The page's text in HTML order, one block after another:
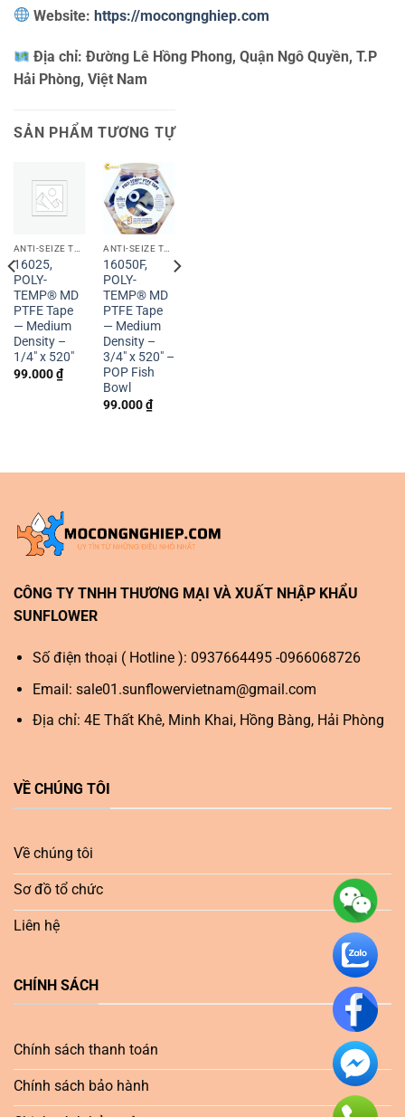
Website:https://mocongnghiep.com
Địa chỉ:Đường Lê Hồng Phong, Quận Ngô Quyền, T.P
Hải Phòng, Việt Nam
SẢN PHẨM TƯƠNG TỰ
ANTI-SEIZE TECHNOLOGY
16025,
POLY-
TEMP® MD
PTFE Tape
— Medium
Density –
1/4″ x 520″
99.000₫
ANTI-SEIZE TECHNOLOGY
16050F,
POLY-
TEMP® MD
PTFE Tape
— Medium
Density –
3/4″ x 520″ –
POP Fish
Bowl
99.000₫
CÔNG TY TNHH THƯƠNG MẠI VÀ XUẤT NHẬP KHẨU
SUNFLOWER
Số điện thoại ( Hotline ): 0937664495 -0966068726
Email: sale01.sunflowervietnam@gmail.com
Địa chỉ: 4E Thất Khê, Minh Khai, Hồng Bàng, Hải Phòng
VỀ CHÚNG TÔI
Về chúng tôi
Sơ đồ tổ chức
Liên hệ
CHÍNH SÁCH
Chính sách thanh toán
Chính sách bảo hành